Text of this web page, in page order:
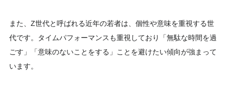
また、Z世代と呼ばれる近年の若者は、個性や意味を重視する世
代です。タイムパフォーマンスも重視しており「無駄な時間を過
ごす」「意味のないことをする」ことを避けたい傾向が強まって
います。